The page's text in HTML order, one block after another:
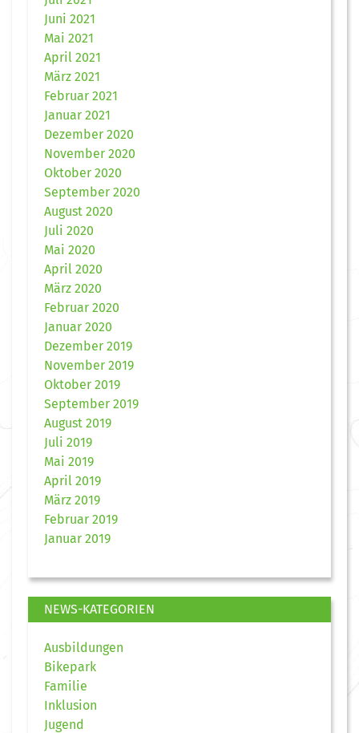
Juni 2021
Mai 2021
April 2021
März 2021
Februar 2021
Januar 2021
Dezember 2020
November 2020
Oktober 2020
September 2020
August 2020
Juli 2020
Mai 2020
April 2020
März 2020
Februar 2020
Januar 2020
Dezember 2019
November 2019
Oktober 2019
September 2019
August 2019
Juli 2019
Mai 2019
April 2019
März 2019
Februar 2019
Januar 2019
NEWS-KATEGORIEN
Ausbildungen
Bikepark
Familie
Inklusion
Jugend